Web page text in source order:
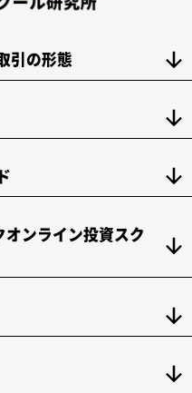
引の形態
オンライン投資スク